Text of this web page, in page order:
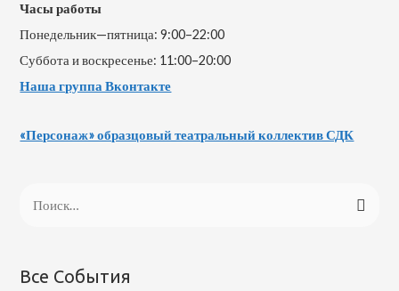
Часы работы
Понедельник—пятница: 9:00–22:00
Суббота и воскресенье: 11:00–20:00
Наша группа Вконтакте
«Персонаж» образцовый театральный коллектив СДК
т
Все События